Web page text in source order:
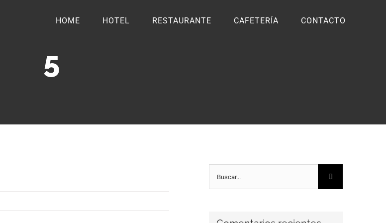
HOME HOTEL RESTAURANTE CAFETERÍA CONTACTO
5